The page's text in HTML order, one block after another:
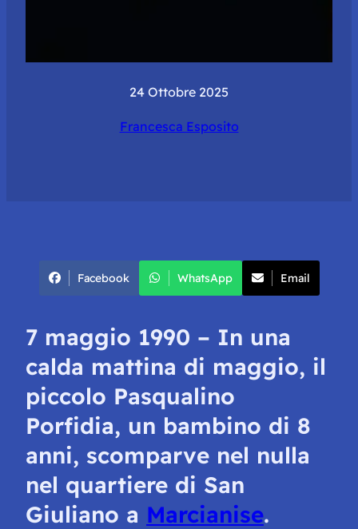
24 Ottobre 2025
Francesca Esposito
Facebook WhatsApp Email
7 maggio 1990 – In una
calda mattina di maggio, il
piccolo Pasqualino
Porfidia, un bambino di 8
anni, scomparve nel nulla
nel quartiere di San
Giuliano a Marcianise.